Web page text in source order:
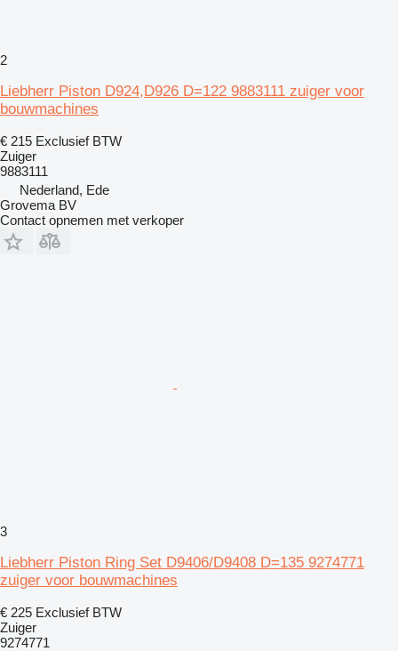
2
Liebherr Piston D924,D926 D=122 9883111 zuiger voor
bouwmachines
€ 215 Exclusief BTW
Zuiger
9883111
Nederland, Ede
Grovema BV
Contact opnemen met verkoper
3
Liebherr Piston Ring Set D9406/D9408 D=135 9274771
zuiger voor bouwmachines
€ 225 Exclusief BTW
Zuiger
9274771